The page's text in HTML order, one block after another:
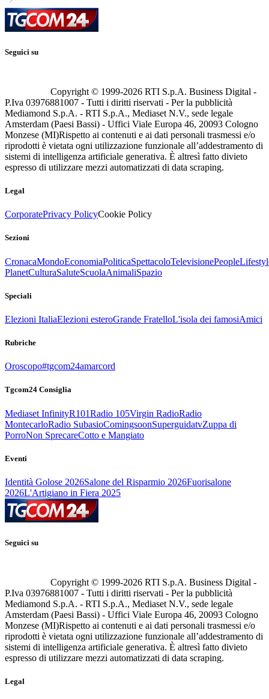
Seguici su
Copyright © 1999-2026 RTI S.p.A. Business Digital -
P.Iva 03976881007 - Tutti i diritti riservati - Per la pubblicità
Mediamond S.p.A. - RTI S.p.A., Mediaset N.V., sede legale
Amsterdam (Paesi Bassi) - Uffici Viale Europa 46, 20093 Cologno
Monzese (MI)Rispetto ai contenuti e ai dati personali trasmessi e/o
riprodotti è vietata ogni utilizzazione funzionale all’addestramento di
sistemi di intelligenza artificiale generativa. È altresì fatto divieto
espresso di utilizzare mezzi automatizzati di data scraping.
Legal
CorporatePrivacy PolicyCookie Policy
Sezioni
CronacaMondoEconomiaPoliticaSpettacoloTelevisionePeople
PlanetCulturaSaluteScuolaAnimaliSpazio
Speciali
Elezioni ItaliaElezioni esteroGrande FratelloL'isola dei famosiAmici
Rubriche
Oroscopo#tgcom24amarcord
Tgcom24 Consiglia
Mediaset InfinityR101Radio 105Virgin RadioRadio
MontecarloRadio SubasioComingsoonSuperguidatvZuppa di
PorroNon SprecareCotto e Mangiato
Eventi
Identità Golose 2026Salone del Risparmio 2026Fuorisalone
2026L'Artigiano in Fiera 2025
Seguici su
Copyright © 1999-2026 RTI S.p.A. Business Digital -
P.Iva 03976881007 - Tutti i diritti riservati - Per la pubblicità
Mediamond S.p.A. - RTI S.p.A., Mediaset N.V., sede legale
Amsterdam (Paesi Bassi) - Uffici Viale Europa 46, 20093 Cologno
Monzese (MI)Rispetto ai contenuti e ai dati personali trasmessi e/o
riprodotti è vietata ogni utilizzazione funzionale all’addestramento di
sistemi di intelligenza artificiale generativa. È altresì fatto divieto
espresso di utilizzare mezzi automatizzati di data scraping.
Legal